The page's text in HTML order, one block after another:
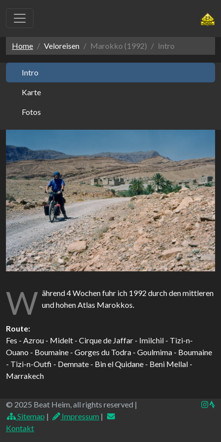
Home Veloreisen Marokko (1992) Intro
Intro
Karte
Fotos
W ährend 4 Wochen fuhr ich 1992 durch den mittleren
und hohen Atlas Marokkos.
Route:
Fes - Azrou - Midelt - Cirque de Jaffar - Imilchil - Tizi-n-
Ouano - Boumaine - Gorges du Todra - Goulmima - Boumaine
- Tizi-n-Outfi - Demnate - Bin el Quidane - Beni Mellal -
Marrakech
© 2025 Beat Heim, all rights reserved |
Sitemap | Impressum |
Kontakt